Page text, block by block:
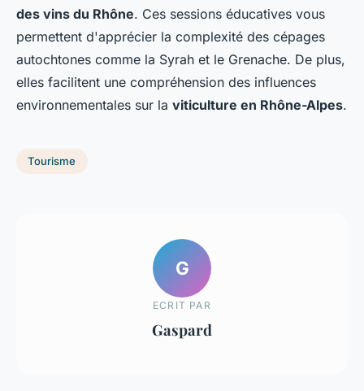
des vins du Rhône. Ces sessions éducatives vous
permettent d'apprécier la complexité des cépages
autochtones comme la Syrah et le Grenache. De plus,
elles facilitent une compréhension des influences
environnementales sur la viticulture en Rhône-Alpes.
Tourisme
G
ECRIT PAR
Gaspard